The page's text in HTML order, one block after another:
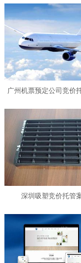
广州机票预定公司竞价
深圳吸塑竞价托管